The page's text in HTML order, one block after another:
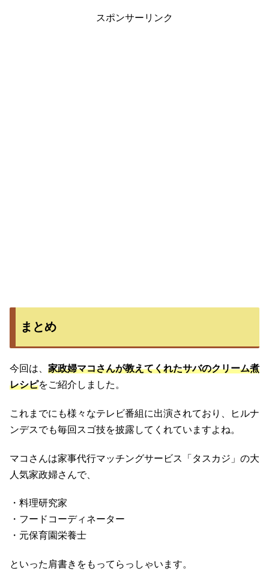
スポンサーリンク
まとめ
今回は、 家政婦マコさんが教えてくれたサバのクリーム煮
レシピをご紹介しました。
これまでにも様々なテレビ番組に出演されており、ヒルナ
ンデスでも毎回スゴ技を披露してくれていますよね。
マコさんは家事代行マッチングサービス「タスカジ」の大
人気家政婦さんで、
・料理研究家
・フードコーディネーター
・元保育園栄養士
といった肩書きをもってらっしゃいます。